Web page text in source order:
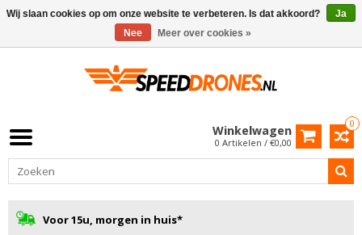
0
Winkelwagen
0 Artikelen / €0,00
Voor 15u, morgen in huis*
Wij slaan cookies op om onze website te verbeteren. Is dat akkoord?
Ja
Nee
Meer over cookies »